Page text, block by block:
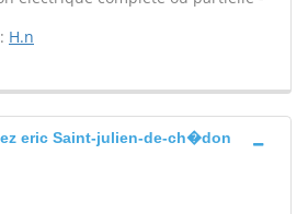
H.n
eric Saint-julien-de-ch�don